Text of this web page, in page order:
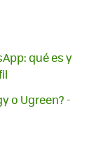
qué es y
o Ugreen? -